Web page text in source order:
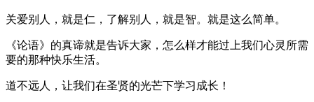
关爱别人，就是仁，了解别人，就是智。就是这么简单。
《论语》的真谛就是告诉大家，怎么样才能过上我们心灵所需
要的那种快乐生活。
道不远人，让我们在圣贤的光芒下学习成长！